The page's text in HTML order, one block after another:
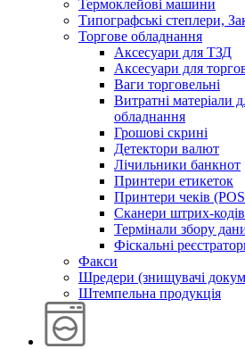
Термоклейові машини
Типографські степлери,
Торгове обладнання
Аксесуари для ТЗД
Аксесуари для
Ваги торговельні
Витратні матеріали
обладнання
Грошові скрині
Детектори валют
Лічильники банкнот
Принтери етикеток
Принтери чеків
Сканери штрих-кодів
Термінали збору
Фіскальні
Факси
Шредери (знищувачі
Штемпельна продукція